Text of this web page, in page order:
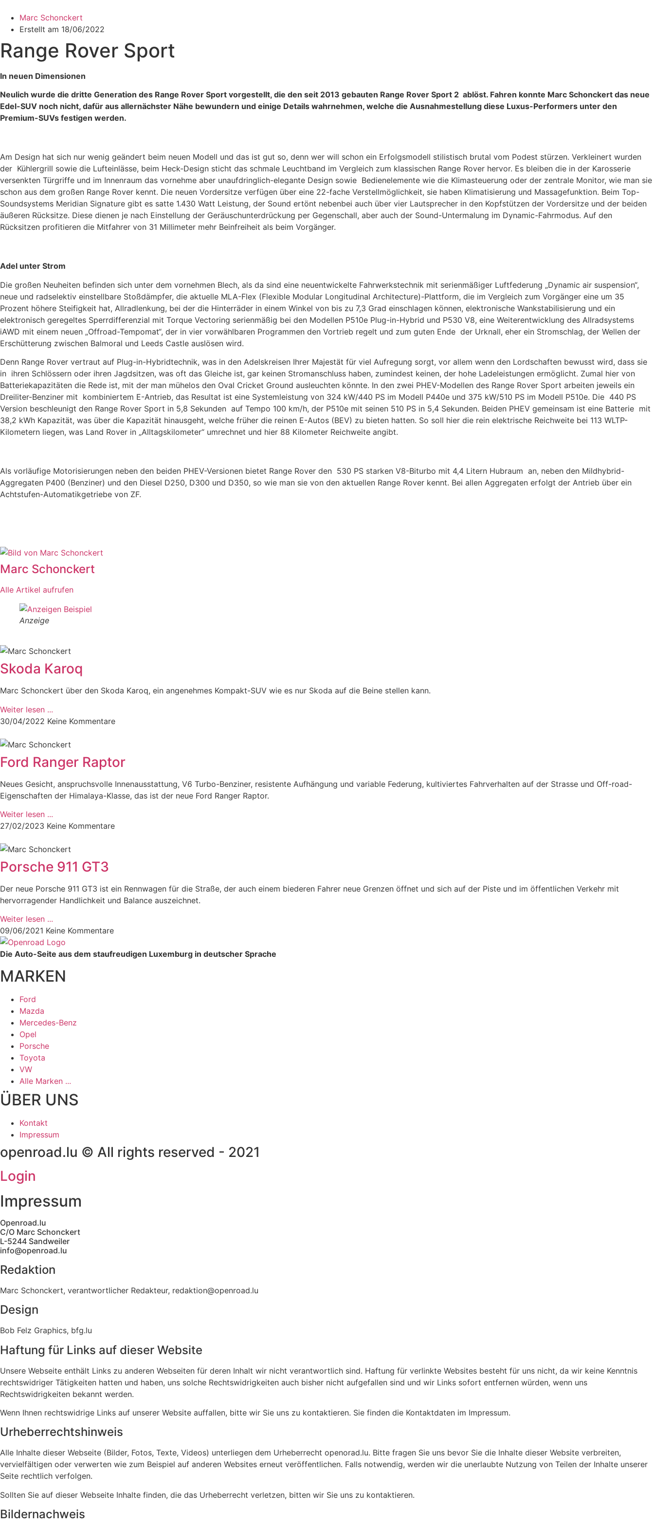
Inhalt
wechseln
Marc Schonckert
Erstellt am 18/06/2022
Range Rover Sport
In neuen Dimensionen
Neulich wurde die dritte Generation des Range Rover Sport vorgestellt, die den seit 2013 gebauten Range Rover Sport 2 ablöst. Fahren konnte Marc Schonckert das neue
Edel-SUV noch nicht, dafür aus allernächster Nähe bewundern und einige Details wahrnehmen, welche die Ausnahmestellung diese Luxus-Performers unter den
Premium-SUVs festigen werden.
Am Design hat sich nur wenig geändert beim neuen Modell und das ist gut so, denn wer will schon ein Erfolgsmodell stilistisch brutal vom Podest stürzen. Verkleinert wurden
der Kühlergrill sowie die Lufteinlässe, beim Heck-Design sticht das schmale Leuchtband im Vergleich zum klassischen Range Rover hervor. Es bleiben die in der Karosserie
versenkten Türgriffe und im Innenraum das vornehme aber unaufdringlich-elegante Design sowie Bedienelemente wie die Klimasteuerung oder der zentrale Monitor, wie man sie
schon aus dem großen Range Rover kennt. Die neuen Vordersitze verfügen über eine 22-fache Verstellmöglichkeit, sie haben Klimatisierung und Massagefunktion. Beim Top-
Soundsystems Meridian Signature gibt es satte 1.430 Watt Leistung, der Sound ertönt nebenbei auch über vier Lautsprecher in den Kopfstützen der Vordersitze und der beiden
äußeren Rücksitze. Diese dienen je nach Einstellung der Geräuschunterdrückung per Gegenschall, aber auch der Sound-Untermalung im Dynamic-Fahrmodus. Auf den
Rücksitzen profitieren die Mitfahrer von 31 Millimeter mehr Beinfreiheit als beim Vorgänger.
Adel unter Strom
Die großen Neuheiten befinden sich unter dem vornehmen Blech, als da sind eine neuentwickelte Fahrwerkstechnik mit serienmäßiger Luftfederung „Dynamic air suspension“,
neue und radselektiv einstellbare Stoßdämpfer, die aktuelle MLA-Flex (Flexible Modular Longitudinal Architecture)-Plattform, die im Vergleich zum Vorgänger eine um 35
Prozent höhere Steifigkeit hat, Allradlenkung, bei der die Hinterräder in einem Winkel von bis zu 7,3 Grad einschlagen können, elektronische Wankstabilisierung und ein
elektronisch geregeltes Sperrdifferenzial mit Torque Vectoring serienmäßig bei den Modellen P510e Plug-in-Hybrid und P530 V8, eine Weiterentwicklung des Allradsystems
iAWD mit einem neuen „Offroad-Tempomat“, der in vier vorwählbaren Programmen den Vortrieb regelt und zum guten Ende der Urknall, eher ein Stromschlag, der Wellen der
Erschütterung zwischen Balmoral und Leeds Castle auslösen wird.
Denn Range Rover vertraut auf Plug-in-Hybridtechnik, was in den Adelskreisen Ihrer Majestät für viel Aufregung sorgt, vor allem wenn den Lordschaften bewusst wird, dass sie
in ihren Schlössern oder ihren Jagdsitzen, was oft das Gleiche ist, gar keinen Stromanschluss haben, zumindest keinen, der hohe Ladeleistungen ermöglicht. Zumal hier von
Batteriekapazitäten die Rede ist, mit der man mühelos den Oval Cricket Ground ausleuchten könnte. In den zwei PHEV-Modellen des Range Rover Sport arbeiten jeweils ein
Dreiliter-Benziner mit kombiniertem E-Antrieb, das Resultat ist eine Systemleistung von 324 kW/440 PS im Modell P440e und 375 kW/510 PS im Modell P510e. Die 440 PS
Version beschleunigt den Range Rover Sport in 5,8 Sekunden auf Tempo 100 km/h, der P510e mit seinen 510 PS in 5,4 Sekunden. Beiden PHEV gemeinsam ist eine Batterie mit
38,2 kWh Kapazität, was über die Kapazität hinausgeht, welche früher die reinen E-Autos (BEV) zu bieten hatten. So soll hier die rein elektrische Reichweite bei 113 WLTP-
Kilometern liegen, was Land Rover in „Alltagskilometer“ umrechnet und hier 88 Kilometer Reichweite angibt.
Als vorläufige Motorisierungen neben den beiden PHEV-Versionen bietet Range Rover den 530 PS starken V8-Biturbo mit 4,4 Litern Hubraum an, neben den Mildhybrid-
Aggregaten P400 (Benziner) und den Diesel D250, D300 und D350, so wie man sie von den aktuellen Range Rover kennt. Bei allen Aggregaten erfolgt der Antrieb über ein
Achtstufen-Automatikgetriebe von ZF.
Marc Schonckert
Alle Artikel aufrufen
Anzeige
Skoda Karoq
Marc Schonckert über den Skoda Karoq, ein angenehmes Kompakt-SUV wie es nur Skoda auf die Beine stellen kann.
Weiter lesen ...
30/04/2022 Keine Kommentare
Ford Ranger Raptor
Neues Gesicht, anspruchsvolle Innenausstattung, V6 Turbo-Benziner, resistente Aufhängung und variable Federung, kultiviertes Fahrverhalten auf der Strasse und Off-road-
Eigenschaften der Himalaya-Klasse, das ist der neue Ford Ranger Raptor.
Weiter lesen ...
27/02/2023 Keine Kommentare
Porsche 911 GT3
Der neue Porsche 911 GT3 ist ein Rennwagen für die Straße, der auch einem biederen Fahrer neue Grenzen öffnet und sich auf der Piste und im öffentlichen Verkehr mit
hervorragender Handlichkeit und Balance auszeichnet.
Weiter lesen ...
09/06/2021 Keine Kommentare
Die Auto-Seite aus dem staufreudigen Luxemburg in deutscher Sprache
MARKEN
Ford
Mazda
Mercedes-Benz
Opel
Porsche
Toyota
VW
Alle Marken ...
ÜBER UNS
Kontakt
Impressum
openroad.lu © All rights reserved - 2021
Login
Impressum
Openroad.lu
C/O Marc Schonckert
L-5244 Sandweiler
info@openroad.lu
Redaktion
Marc Schonckert, verantwortlicher Redakteur, redaktion@openroad.lu
Design
Bob Felz Graphics, bfg.lu
Haftung für Links auf dieser Website
Unsere Webseite enthält Links zu anderen Webseiten für deren Inhalt wir nicht verantwortlich sind. Haftung für verlinkte Websites besteht für uns nicht, da wir keine Kenntnis
rechtswidriger Tätigkeiten hatten und haben, uns solche Rechtswidrigkeiten auch bisher nicht aufgefallen sind und wir Links sofort entfernen würden, wenn uns
Rechtswidrigkeiten bekannt werden.
Wenn Ihnen rechtswidrige Links auf unserer Website auffallen, bitte wir Sie uns zu kontaktieren. Sie finden die Kontaktdaten im Impressum.
Urheberrechtshinweis
Alle Inhalte dieser Webseite (Bilder, Fotos, Texte, Videos) unterliegen dem Urheberrecht openorad.lu. Bitte fragen Sie uns bevor Sie die Inhalte dieser Website verbreiten,
vervielfältigen oder verwerten wie zum Beispiel auf anderen Websites erneut veröffentlichen. Falls notwendig, werden wir die unerlaubte Nutzung von Teilen der Inhalte unserer
Seite rechtlich verfolgen.
Sollten Sie auf dieser Webseite Inhalte finden, die das Urheberrecht verletzen, bitten wir Sie uns zu kontaktieren.
Bildernachweis